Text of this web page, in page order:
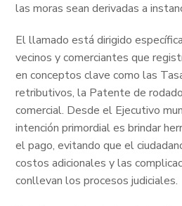
las moras sean derivadas a
El llamado está dirigido
vecinos y comerciantes que
en conceptos clave como las
retributivos, la Patente de
comercial. Desde el Ejecutivo
intención primordial es brindar
el pago, evitando que el
costos adicionales y las
conllevan los procesos judiciales.